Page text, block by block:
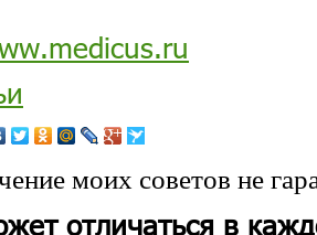
моих советов не
отличаться в